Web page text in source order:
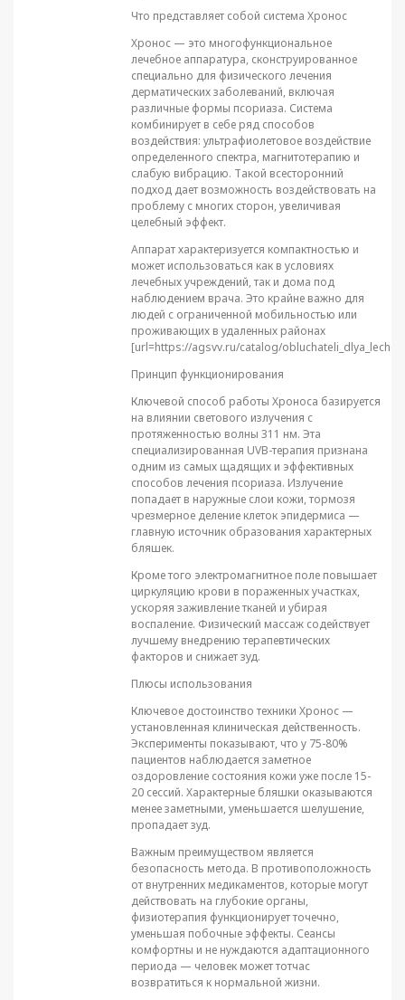
Что представляет собой система Хронос
Хронос — это многофункциональное
лечебное аппаратура, сконструированное
специально для физического лечения
дерматических заболеваний, включая
различные формы псориаза. Система
комбинирует в себе ряд способов
воздействия: ультрафиолетовое воздействие
определенного спектра, магнитотерапию и
слабую вибрацию. Такой всесторонний
подход дает возможность воздействовать на
проблему с многих сторон, увеличивая
целебный эффект.
Аппарат характеризуется компактностью и
может использоваться как в условиях
лечебных учреждений, так и дома под
наблюдением врача. Это крайне важно для
людей с ограниченной мобильностью или
проживающих в удаленных районах
[url=https://agsvv.ru/catalog/
Принцип функционирования
Ключевой способ работы Хроноса базируется
на влиянии светового излучения с
протяженностью волны 311 нм. Эта
специализированная UVB-терапия признана
одним из самых щадящих и эффективных
способов лечения псориаза. Излучение
попадает в наружные слои кожи, тормозя
чрезмерное деление клеток эпидермиса —
главную источник образования характерных
бляшек.
Кроме того электромагнитное поле повышает
циркуляцию крови в пораженных участках,
ускоряя заживление тканей и убирая
воспаление. Физический массаж содействует
лучшему внедрению терапевтических
факторов и снижает зуд.
Плюсы использования
Ключевое достоинство техники Хронос —
установленная клиническая действенность.
Эксперименты показывают, что у 75-80%
пациентов наблюдается заметное
оздоровление состояния кожи уже после 15-
20 сессий. Характерные бляшки оказываются
менее заметными, уменьшается шелушение,
пропадает зуд.
Важным преимуществом является
безопасность метода. В противоположность
от внутренних медикаментов, которые могут
действовать на глубокие органы,
физиотерапия функционирует точечно,
уменьшая побочные эффекты. Сеансы
комфортны и не нуждаются адаптационного
периода — человек может тотчас
возвратиться к нормальной жизни.